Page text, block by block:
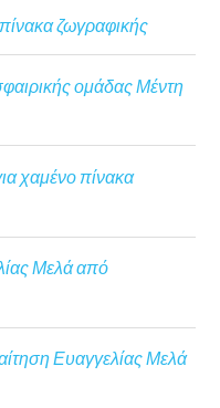
ζωγραφικής
ομάδας Μέντη
χαμένο πίνακα
Μελά από
Ευαγγελίας Μελά